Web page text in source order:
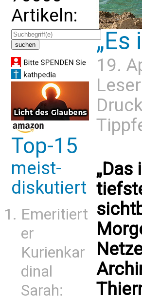
Artikeln:
Top-15
meist-
diskutiert
Emeritiert
er
Kurienkar
dinal
Sarah:
„Es
19.